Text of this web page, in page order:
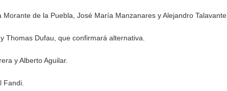
de la Puebla, José María Manzanares y Alejandro Talavante.
Thomas Dufau, que confirmará alternativa.
y Alberto Aguilar.
Fandi.